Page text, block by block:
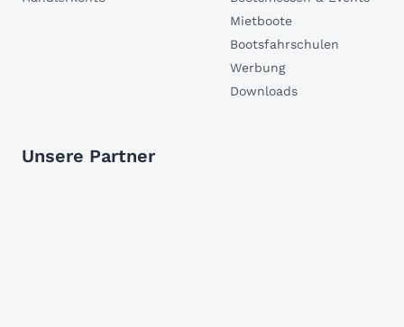
Mietboote
Bootsfahrschulen
Werbung
Downloads
Unsere Partner